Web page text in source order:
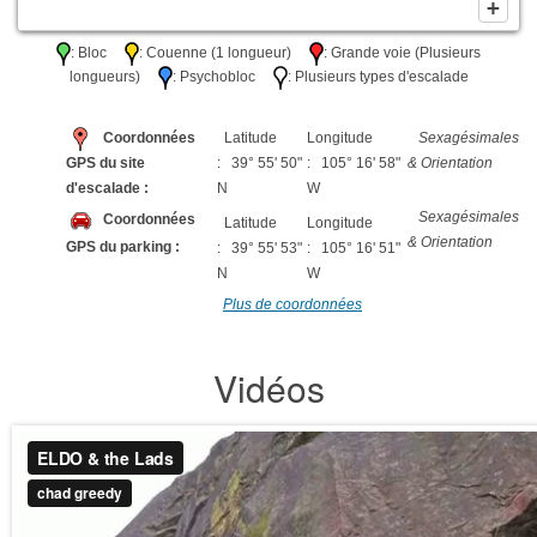
: Bloc : Couenne (1 longueur)
: Grande voie (Plusieurs
longueurs)
: Psychobloc : Plusieurs types d'escalade
Coordonnées
GPS du site
d'escalade :
Latitude
: 39° 55' 50"
N
Longitude
: 105° 16' 58"
W
Sexagésimales
& Orientation
Coordonnées
GPS du parking :
Latitude
: 39° 55' 53"
N
Longitude
: 105° 16' 51"
W
Sexagésimales
& Orientation
Plus de coordonnées
Vidéos